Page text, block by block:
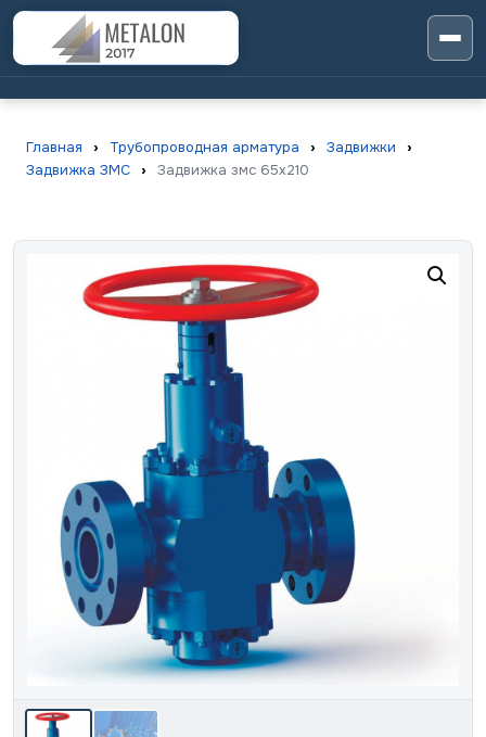
Главная › Трубопроводная арматура › Задвижки
›
Задвижка ЗМС › Задвижка змс 65х210